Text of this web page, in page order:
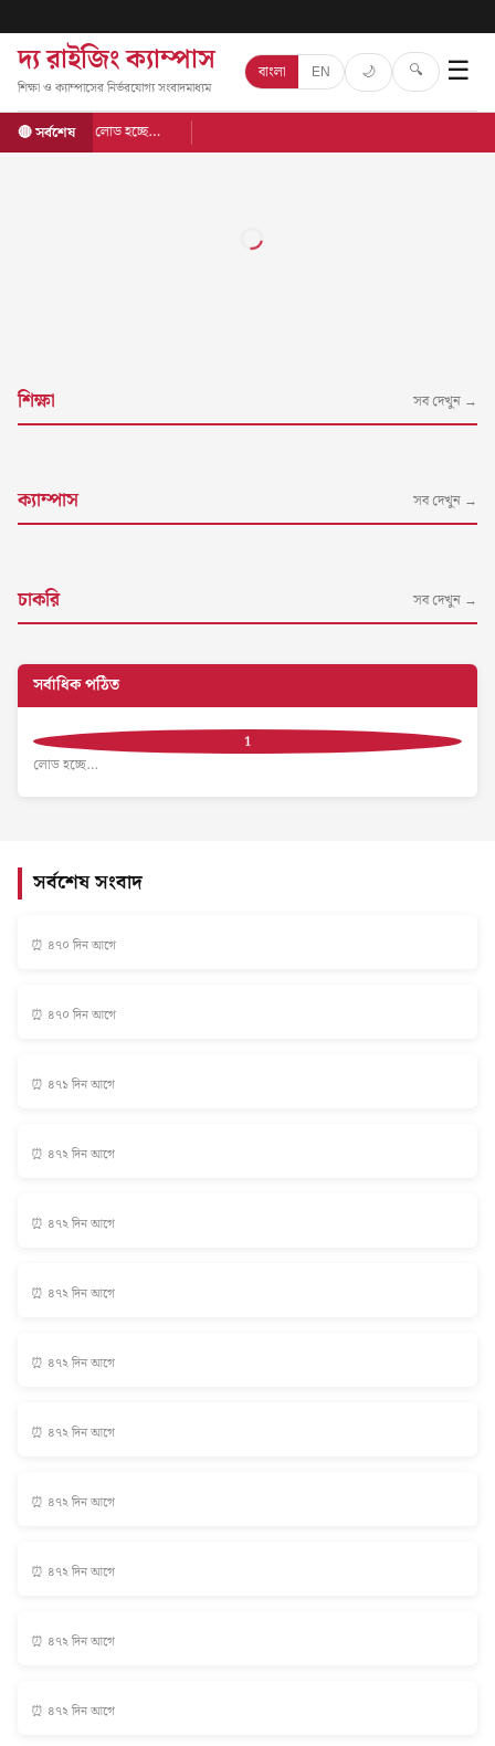
দ্য রাইজিং ক্যাম্পাস
শিক্ষা ও ক্যাম্পাসের নির্ভরযোগ্য সংবাদমাধ্যম
বাংলা EN 🌙 🔍 ☰
🔴 সর্বশেষ লোড হচ্ছে…
শিক্ষা সব দেখুন →
ক্যাম্পাস সব দেখুন →
চাকরি সব দেখুন →
সর্বাধিক পঠিত
লোড হচ্ছে…
সর্বশেষ সংবাদ
⏰ ৪৭০ দিন আগে
⏰ ৪৭০ দিন আগে
⏰ ৪৭১ দিন আগে
⏰ ৪৭২ দিন আগে
⏰ ৪৭২ দিন আগে
⏰ ৪৭২ দিন আগে
⏰ ৪৭২ দিন আগে
⏰ ৪৭২ দিন আগে
⏰ ৪৭২ দিন আগে
⏰ ৪৭২ দিন আগে
⏰ ৪৭২ দিন আগে
⏰ ৪৭২ দিন আগে